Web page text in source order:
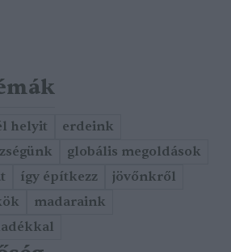
helyit
erdeink
globális megoldások
így építkezz
jövőnkről
madaraink